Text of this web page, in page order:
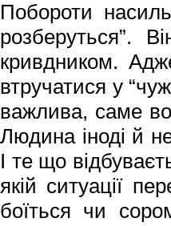
Побороти
розберуться”.
кривдником.
втручатися у
важлива, саме
Людина іноді й
І те що
якій ситуації
боїться чи